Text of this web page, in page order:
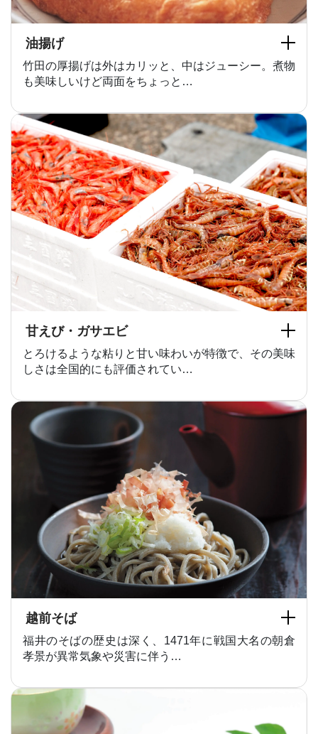
油揚げ
竹田の厚揚げは外はカリッと、中はジューシー。煮物
も美味しいけど両面をちょっと…
甘えび・ガサエビ
とろけるような粘りと甘い味わいが特徴で、その美味
しさは全国的にも評価されてい…
越前そば
福井のそばの歴史は深く、1471年に戦国大名の朝倉
孝景が異常気象や災害に伴う…